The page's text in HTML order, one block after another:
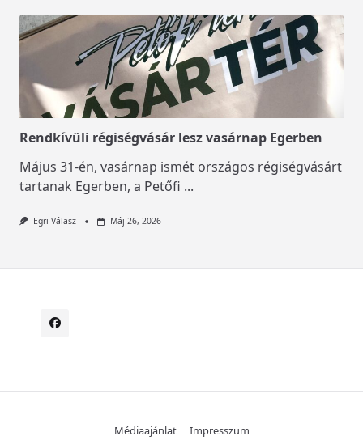
Rendkívüli régiségvásár lesz vasárnap Egerben
Május 31-én, vasárnap ismét országos régiségvásárt
tartanak Egerben, a Petőfi ...
Egri Válasz Máj 26, 2026
Médiaajánlat Impresszum